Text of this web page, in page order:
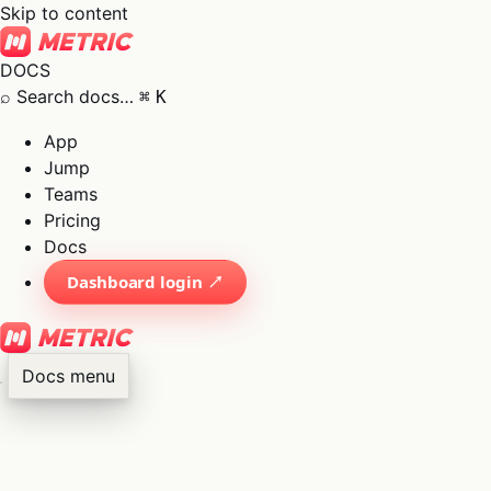
Skip to content
DOCS
⌕ Search docs… ⌘ K
App
Jump
Teams
Pricing
Docs
Dashboard login ↗
Docs menu